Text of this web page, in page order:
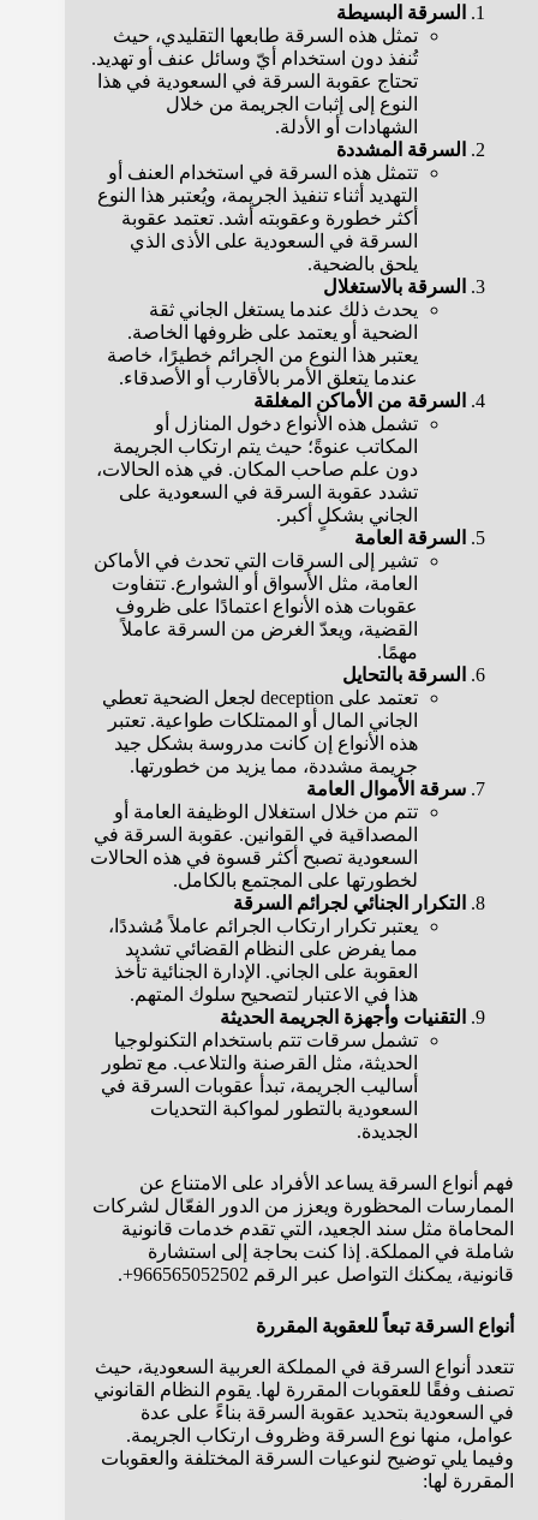
السرقة البسيطة
تمثل هذه السرقة طابعها التقليدي، حيث
تُنفذ دون استخدام أيّ وسائل عنف أو تهديد.
تحتاج عقوبة السرقة في السعودية في هذا
النوع إلى إثبات الجريمة من خلال
الشهادات أو الأدلة.
السرقة المشددة
تتمثل هذه السرقة في استخدام العنف أو
التهديد أثناء تنفيذ الجريمة، ويُعتبر هذا النوع
أكثر خطورة وعقوبته أشد. تعتمد عقوبة
السرقة في السعودية على الأذى الذي
يلحق بالضحية.
السرقة بالاستغلال
يحدث ذلك عندما يستغل الجاني ثقة
الضحية أو يعتمد على ظروفها الخاصة.
يعتبر هذا النوع من الجرائم خطيرًا، خاصة
عندما يتعلق الأمر بالأقارب أو الأصدقاء.
السرقة من الأماكن المغلقة
تشمل هذه الأنواع دخول المنازل أو
المكاتب عنوةً؛ حيث يتم ارتكاب الجريمة
دون علم صاحب المكان. في هذه الحالات،
تشدد عقوبة السرقة في السعودية على
الجاني بشكلٍ أكبر.
السرقة العامة
تشير إلى السرقات التي تحدث في الأماكن
العامة، مثل الأسواق أو الشوارع. تتفاوت
عقوبات هذه الأنواع اعتمادًا على ظروف
القضية، ويعدّ الغرض من السرقة عاملاً
مهمًا.
السرقة بالتحايل
تعتمد على deception لجعل الضحية تعطي
الجاني المال أو الممتلكات طواعية. تعتبر
هذه الأنواع إن كانت مدروسة بشكل جيد
جريمة مشددة، مما يزيد من خطورتها.
سرقة الأموال العامة
تتم من خلال استغلال الوظيفة العامة أو
المصداقية في القوانين. عقوبة السرقة في
السعودية تصبح أكثر قسوة في هذه الحالات
لخطورتها على المجتمع بالكامل.
التكرار الجنائي لجرائم السرقة
يعتبر تكرار ارتكاب الجرائم عاملاً مُشددًا،
مما يفرض على النظام القضائي تشديد
العقوبة على الجاني. الإدارة الجنائية تأخذ
هذا في الاعتبار لتصحيح سلوك المتهم.
التقنيات وأجهزة الجريمة الحديثة
تشمل سرقات تتم باستخدام التكنولوجيا
الحديثة، مثل القرصنة والتلاعب. مع تطور
أساليب الجريمة، تبدأ عقوبات السرقة في
السعودية بالتطور لمواكبة التحديات
الجديدة.
فهم أنواع السرقة يساعد الأفراد على الامتناع عن
الممارسات المحظورة ويعزز من الدور الفعّال لشركات
المحاماة مثل سند الجعيد، التي تقدم خدمات قانونية
شاملة في المملكة. إذا كنت بحاجة إلى استشارة
قانونية، يمكنك التواصل عبر الرقم 966565052502+.
أنواع السرقة تبعاً للعقوبة المقررة
تتعدد أنواع السرقة في المملكة العربية السعودية، حيث
تصنف وفقًا للعقوبات المقررة لها. يقوم النظام القانوني
في السعودية بتحديد عقوبة السرقة بناءً على عدة
عوامل، منها نوع السرقة وظروف ارتكاب الجريمة.
وفيما يلي توضيح لنوعيات السرقة المختلفة والعقوبات
المقررة لها: